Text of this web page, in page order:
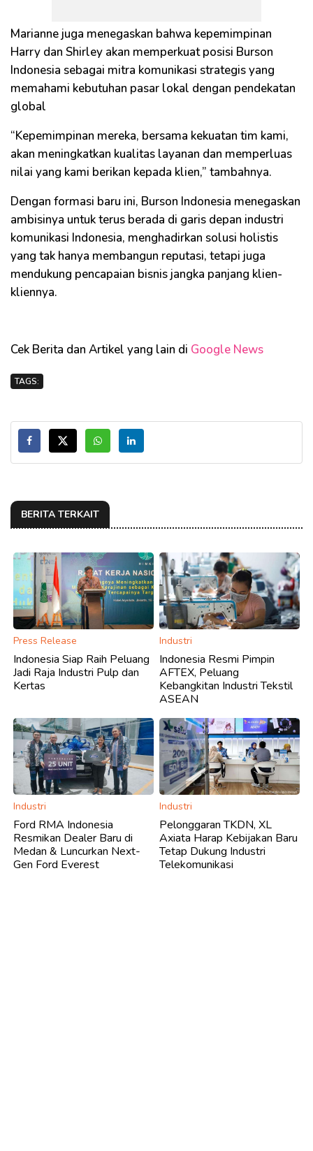
Marianne juga menegaskan bahwa kepemimpinan
Harry dan Shirley akan memperkuat posisi Burson
Indonesia sebagai mitra komunikasi strategis yang
memahami kebutuhan pasar lokal dengan pendekatan
global
“Kepemimpinan mereka, bersama kekuatan tim kami,
akan meningkatkan kualitas layanan dan memperluas
nilai yang kami berikan kepada klien,” tambahnya.
Dengan formasi baru ini, Burson Indonesia menegaskan
ambisinya untuk terus berada di garis depan industri
komunikasi Indonesia, menghadirkan solusi holistis
yang tak hanya membangun reputasi, tetapi juga
mendukung pencapaian bisnis jangka panjang klien-
kliennya.
Cek Berita dan Artikel yang lain di Google News
TAGS:
BERITA TERKAIT
Press Release
Indonesia Siap Raih Peluang
Jadi Raja Industri Pulp dan
Kertas
Industri
Indonesia Resmi Pimpin
AFTEX, Peluang
Kebangkitan Industri Tekstil
ASEAN
Industri
Ford RMA Indonesia
Resmikan Dealer Baru di
Medan & Luncurkan Next-
Gen Ford Everest
Industri
Pelonggaran TKDN, XL
Axiata Harap Kebijakan Baru
Tetap Dukung Industri
Telekomunikasi